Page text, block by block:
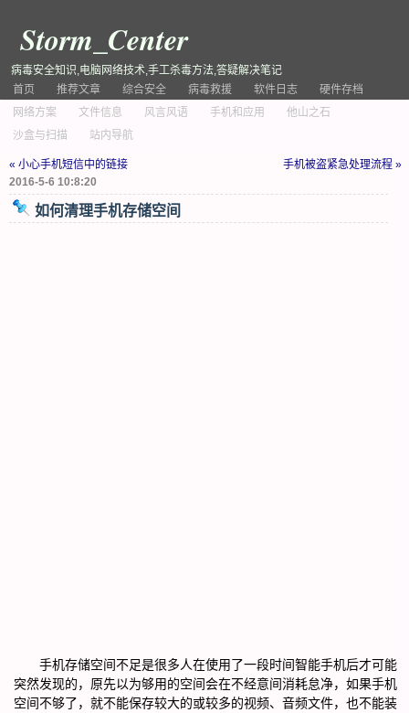
Storm_Center
病毒安全知识,电脑网络技术,手工杀毒方法,答疑解决笔记
首页
推荐文章 综合安全 病毒救援 软件日志
硬件存档
网络方案
文件信息 风言风语 手机和应用
他山之石
沙盒与扫描
站内导航
« 小心手机短信中的链接
手机被盗紧急处理流程 »
2016-5-6 10:8:20
如何清理手机存储空间
手机存储空间不足是很多人在使用了一段时间智能手机后才可能
突然发现的，原先以为够用的空间会在不经意间消耗怠净，如果手机
空间不够了，就不能保存较大的或较多的视频、音频文件，也不能装